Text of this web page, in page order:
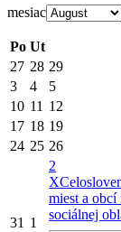
mesiac
Po Ut
27 28 29
3
4 5
10 11 12
17 18 19
24 25 26
31 1
2
X
miest a
sociálnej